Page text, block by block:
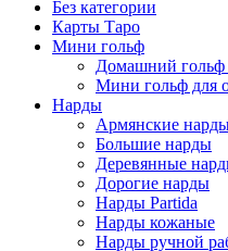
Без категории
Карты Таро
Мини гольф
Домашний гольф
Мини гольф для
Нарды
Армянские
Большие нарды
Деревянные
Дорогие нарды
Нарды Partida
Нарды кожаные
Нарды ручной